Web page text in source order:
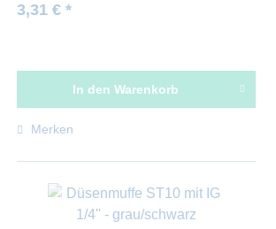
3,31 € *
In den Warenkorb
Merken